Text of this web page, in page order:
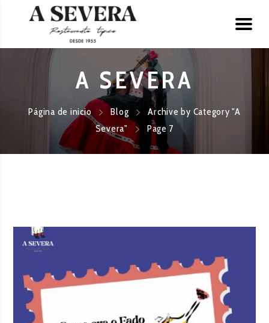
A SEVERA
Página de inicio Blog
Archive by Category "A
Severa"
Page 7